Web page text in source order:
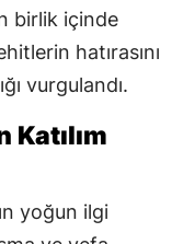
birlik içinde
hatırasını
vurgulandı.
yoğun ilgi